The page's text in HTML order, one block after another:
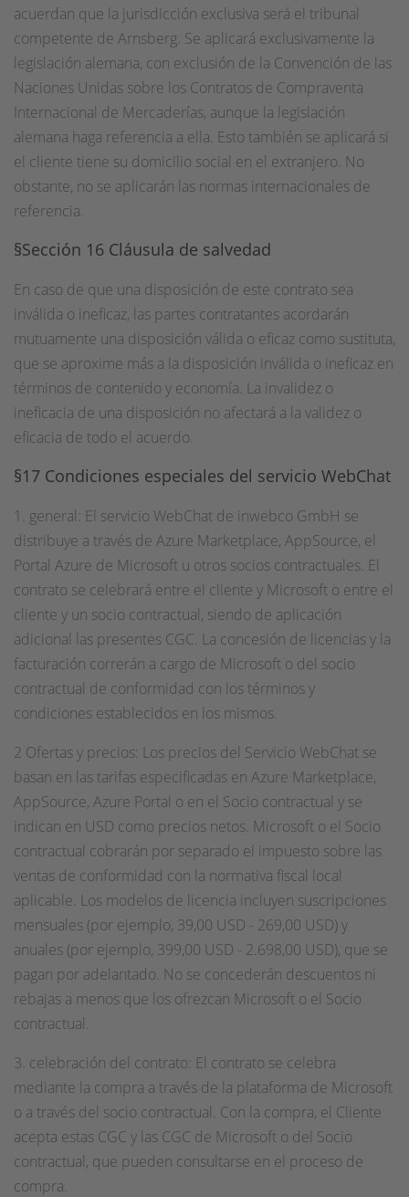
acuerdan que la jurisdicción exclusiva será el tribunal
competente de Arnsberg. Se aplicará exclusivamente la
legislación alemana, con exclusión de la Convención de las
Naciones Unidas sobre los Contratos de Compraventa
Internacional de Mercaderías, aunque la legislación
alemana haga referencia a ella. Esto también se aplicará si
el cliente tiene su domicilio social en el extranjero. No
obstante, no se aplicarán las normas internacionales de
referencia.
§Sección 16 Cláusula de salvedad
En caso de que una disposición de este contrato sea
inválida o ineficaz, las partes contratantes acordarán
mutuamente una disposición válida o eficaz como sustituta,
que se aproxime más a la disposición inválida o ineficaz en
términos de contenido y economía. La invalidez o
ineficacia de una disposición no afectará a la validez o
eficacia de todo el acuerdo.
§17 Condiciones especiales del servicio WebChat
1. general: El servicio WebChat de inwebco GmbH se
distribuye a través de Azure Marketplace, AppSource, el
Portal Azure de Microsoft u otros socios contractuales. El
contrato se celebrará entre el cliente y Microsoft o entre el
cliente y un socio contractual, siendo de aplicación
adicional las presentes CGC. La concesión de licencias y la
facturación correrán a cargo de Microsoft o del socio
contractual de conformidad con los términos y
condiciones establecidos en los mismos.
2 Ofertas y precios: Los precios del Servicio WebChat se
basan en las tarifas especificadas en Azure Marketplace,
AppSource, Azure Portal o en el Socio contractual y se
indican en USD como precios netos. Microsoft o el Socio
contractual cobrarán por separado el impuesto sobre las
ventas de conformidad con la normativa fiscal local
aplicable. Los modelos de licencia incluyen suscripciones
mensuales (por ejemplo, 39,00 USD - 269,00 USD) y
anuales (por ejemplo, 399,00 USD - 2.698,00 USD), que se
pagan por adelantado. No se concederán descuentos ni
rebajas a menos que los ofrezcan Microsoft o el Socio
contractual.
3. celebración del contrato: El contrato se celebra
mediante la compra a través de la plataforma de Microsoft
o a través del socio contractual. Con la compra, el Cliente
acepta estas CGC y las CGC de Microsoft o del Socio
contractual, que pueden consultarse en el proceso de
compra.